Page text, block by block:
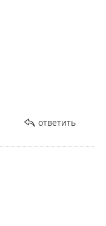
ответить